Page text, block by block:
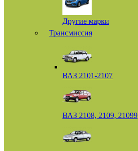
Другие марки
Трансмиссия
ВАЗ 2101-2107
ВАЗ 2108, 2109, 21099